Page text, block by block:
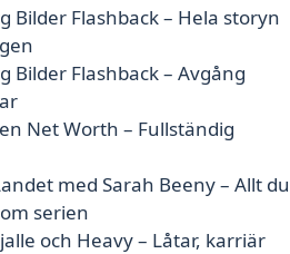
Bilder Flashback – Hela storyn
Bilder Flashback – Avgång
Net Worth – Fullständig
med Sarah Beeny – Allt du
serien
och Heavy – Låtar, karriär